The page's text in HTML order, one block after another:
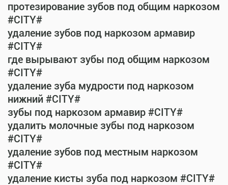
протезирование зубов под общим наркозом
#CITY#
удаление зубов под наркозом армавир
#CITY#
где вырывают зубы под общим наркозом
#CITY#
удаление зуба мудрости под наркозом
нижний #CITY#
зубы под наркозом армавир #CITY#
удалить молочные зубы под наркозом
#CITY#
удаление зубов под местным наркозом
#CITY#
удаление кисты зуба под наркозом #CITY#